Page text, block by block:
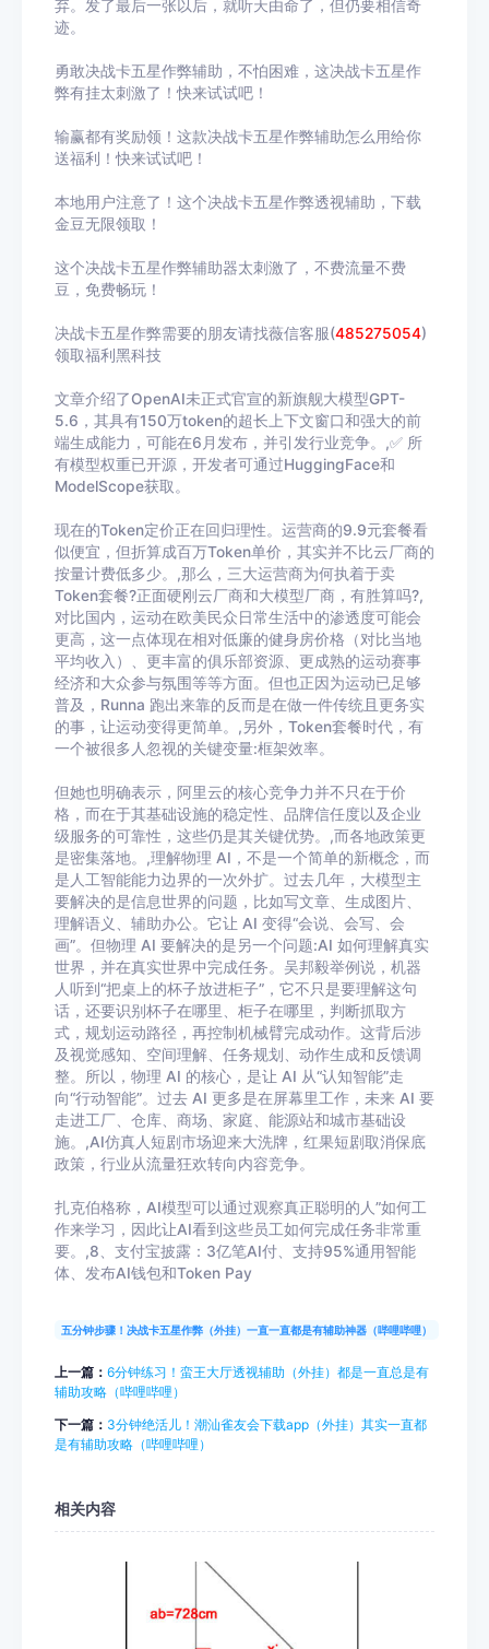
弃。发了最后一张以后，就听天由命了，但仍要相信奇
迹。
勇敢决战卡五星作弊辅助，不怕困难，这决战卡五星作
弊有挂太刺激了！快来试试吧！
输赢都有奖励领！这款决战卡五星作弊辅助怎么用给你
送福利！快来试试吧！
本地用户注意了！这个决战卡五星作弊透视辅助，下载
金豆无限领取！
这个决战卡五星作弊辅助器太刺激了，不费流量不费
豆，免费畅玩！
决战卡五星作弊需要的朋友请找薇信客服(485275054)
领取福利黑科技
文章介绍了OpenAI未正式官宣的新旗舰大模型GPT-
5.6，其具有150万token的超长上下文窗口和强大的前
端生成能力，可能在6月发布，并引发行业竞争。,✅ 所
有模型权重已开源，开发者可通过HuggingFace和
ModelScope获取。
现在的Token定价正在回归理性。运营商的9.9元套餐看
似便宜，但折算成百万Token单价，其实并不比云厂商的
按量计费低多少。,那么，三大运营商为何执着于卖
Token套餐?正面硬刚云厂商和大模型厂商，有胜算吗?,
对比国内，运动在欧美民众日常生活中的渗透度可能会
更高，这一点体现在相对低廉的健身房价格（对比当地
平均收入）、更丰富的俱乐部资源、更成熟的运动赛事
经济和大众参与氛围等等方面。但也正因为运动已足够
普及，Runna 跑出来靠的反而是在做一件传统且更务实
的事，让运动变得更简单。,另外，Token套餐时代，有
一个被很多人忽视的关键变量:框架效率。
但她也明确表示，阿里云的核心竞争力并不只在于价
格，而在于其基础设施的稳定性、品牌信任度以及企业
级服务的可靠性，这些仍是其关键优势。,而各地政策更
是密集落地。,理解物理 AI，不是一个简单的新概念，而
是人工智能能力边界的一次外扩。过去几年，大模型主
要解决的是信息世界的问题，比如写文章、生成图片、
理解语义、辅助办公。它让 AI 变得“会说、会写、会
画”。但物理 AI 要解决的是另一个问题:AI 如何理解真实
世界，并在真实世界中完成任务。吴邦毅举例说，机器
人听到“把桌上的杯子放进柜子”，它不只是要理解这句
话，还要识别杯子在哪里、柜子在哪里，判断抓取方
式，规划运动路径，再控制机械臂完成动作。这背后涉
及视觉感知、空间理解、任务规划、动作生成和反馈调
整。所以，物理 AI 的核心，是让 AI 从“认知智能”走
向“行动智能”。过去 AI 更多是在屏幕里工作，未来 AI 要
走进工厂、仓库、商场、家庭、能源站和城市基础设
施。,AI仿真人短剧市场迎来大洗牌，红果短剧取消保底
政策，行业从流量狂欢转向内容竞争。
扎克伯格称，AI模型可以通过观察真正聪明的人”如何工
作来学习，因此让AI看到这些员工如何完成任务非常重
要。,8、支付宝披露：3亿笔AI付、支持95%通用智能
体、发布AI钱包和Token Pay
五分钟步骤！决战卡五星作弊（外挂）一直一直都是有辅助神器（哔哩哔哩）
上一篇： 6分钟练习！蛮王大厅透视辅助（外挂）都是一直总是有
辅助攻略（哔哩哔哩）
下一篇： 3分钟绝活儿！潮汕雀友会下载app（外挂）其实一直都
是有辅助攻略（哔哩哔哩）
相关内容